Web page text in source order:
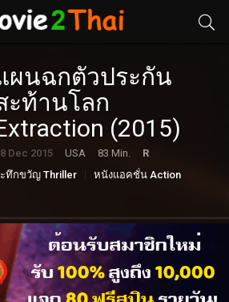
ผนฉกตัวประกัน
ะท้านโลก
(2015)
Dec 2015 USA 83 Min.
R
ทึกขวัญ Thriller
หนังแอคชั่น Action